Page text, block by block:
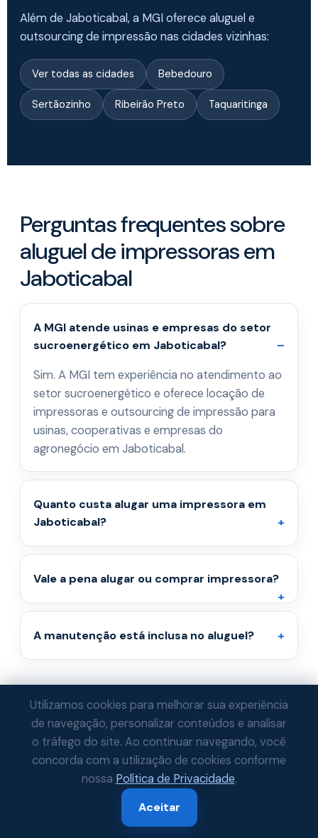
Além de Jaboticabal, a MGI oferece aluguel e
outsourcing de impressão nas cidades vizinhas:
Ver todas as cidades Bebedouro
Sertãozinho Ribeirão Preto Taquaritinga
Perguntas frequentes sobre
aluguel de impressoras em
Jaboticabal
A MGI atende usinas e empresas do setor
sucroenergético em Jaboticabal?
Sim. A MGI tem experiência no atendimento ao
setor sucroenergético e oferece locação de
impressoras e outsourcing de impressão para
usinas, cooperativas e empresas do
agronegócio em Jaboticabal.
Quanto custa alugar uma impressora em
Jaboticabal?
Vale a pena alugar ou comprar impressora?
A manutenção está inclusa no aluguel?
Jaboticabal é um polo sucroenergético e
agrícola do interior paulista — com
usinas de cana, laboratórios de
biotecnologia e uma das maiores feiras
Utilizamos cookies para melhorar sua experiência
de navegação, personalizar conteúdos e analisar
o tráfego do site. Ao continuar navegando, você
concorda com a utilização de cookies conforme
nossa Política de Privacidade.
Aceitar